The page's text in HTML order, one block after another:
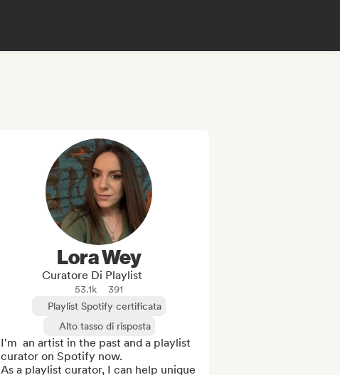
Lora Wey
Curatore Di Playlist
53.1k
391
Playlist Spotify certificata
Alto tasso di risposta
I'm  an artist in the past and a playlist
curator on Spotify now.
As a playlist curator, I can help unique